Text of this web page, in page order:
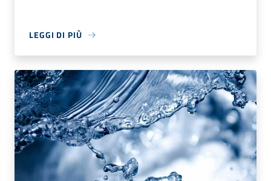
LEGGI DI PIÙ